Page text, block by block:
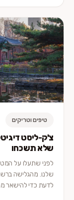
טיפים וטריקים
שלא תשכחו
לפני שתעלו על
שלנו. מהגלישה
לדעת כדי להישאר